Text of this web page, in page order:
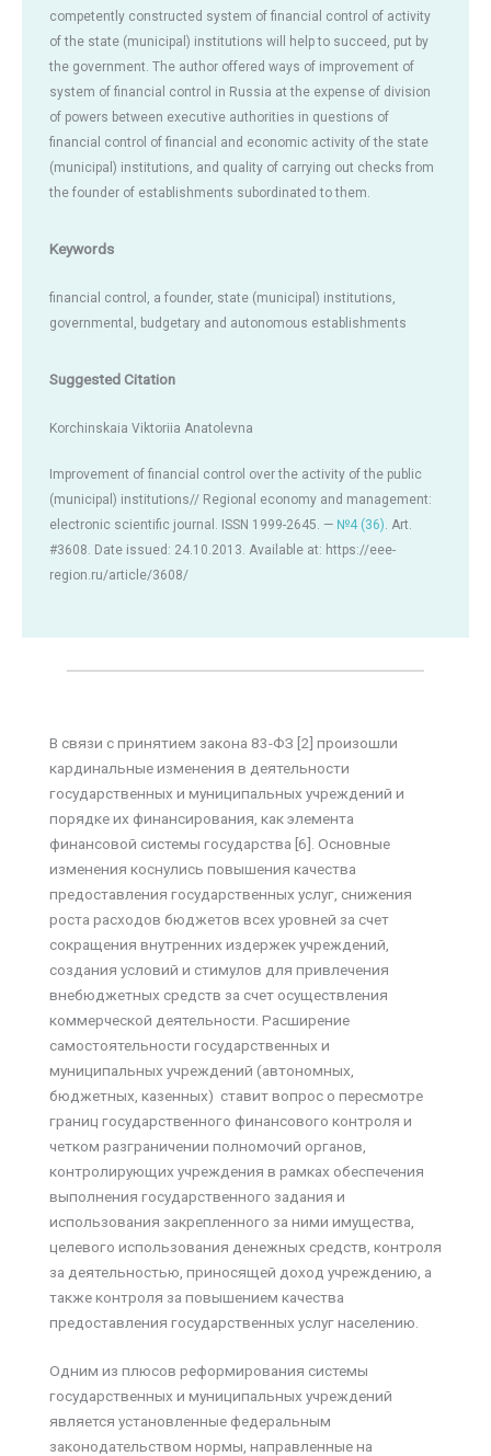
competently constructed system of financial control of activity
of the state (municipal) institutions will help to succeed, put by
the government. The author offered ways of improvement of
system of financial control in Russia at the expense of division
of powers between executive authorities in questions of
financial control of financial and economic activity of the state
(municipal) institutions, and quality of carrying out checks from
the founder of establishments subordinated to them.
Keywords
financial control, a founder, state (municipal) institutions,
governmental, budgetary and autonomous establishments
Suggested Citation
Korchinskaia Viktoriia Anatolevna
Improvement of financial control over the activity of the public
(municipal) institutions// Regional economy and management:
electronic scientific journal. ISSN 1999-2645. — №4 (36). Art.
#3608. Date issued: 24.10.2013. Available at: https://eee-
region.ru/article/3608/
В связи с принятием закона 83-ФЗ [2] произошли
кардинальные изменения в деятельности
государственных и муниципальных учреждений и
порядке их финансирования, как элемента
финансовой системы государства [6]. Основные
изменения коснулись повышения качества
предоставления государственных услуг, снижения
роста расходов бюджетов всех уровней за счет
сокращения внутренних издержек учреждений,
создания условий и стимулов для привлечения
внебюджетных средств за счет осуществления
коммерческой деятельности. Расширение
самостоятельности государственных и
муниципальных учреждений (автономных,
бюджетных, казенных) ставит вопрос о пересмотре
границ государственного финансового контроля и
четком разграничении полномочий органов,
контролирующих учреждения в рамках обеспечения
выполнения государственного задания и
использования закрепленного за ними имущества,
целевого использования денежных средств, контроля
за деятельностью, приносящей доход учреждению, а
также контроля за повышением качества
предоставления государственных услуг населению.
Одним из плюсов реформирования системы
государственных и муниципальных учреждений
является установленные федеральным
законодательством нормы, направленные на